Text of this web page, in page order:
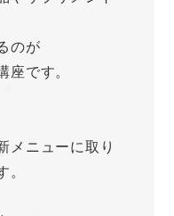
のが
座です。
メニューに取り
。